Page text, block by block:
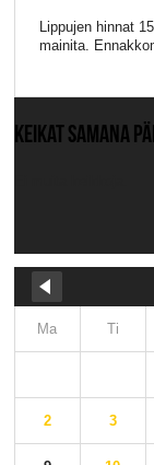
Lippujen hinnat
mainita.
KEIKAT SAMANA
Ma Ti
2 3